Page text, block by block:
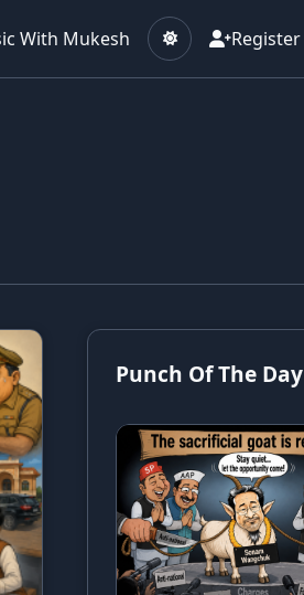
With Mukesh Register
Punch Of The Day